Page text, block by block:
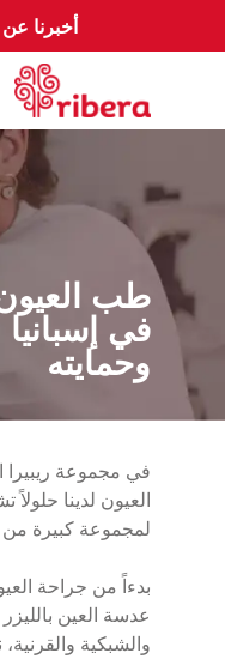
أخبرنا
طب
في
وحمايته
في مجموعة
العيون لدينا
لمجموعة كبيرة من
بدءاً من جراحة
عدسة العين
والشبكية